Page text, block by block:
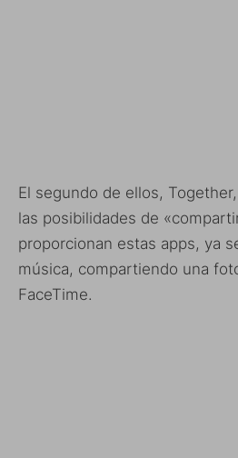
El segundo de ellos,
las posibilidades de
proporcionan estas apps, ya
música, compartiendo una
FaceTime.